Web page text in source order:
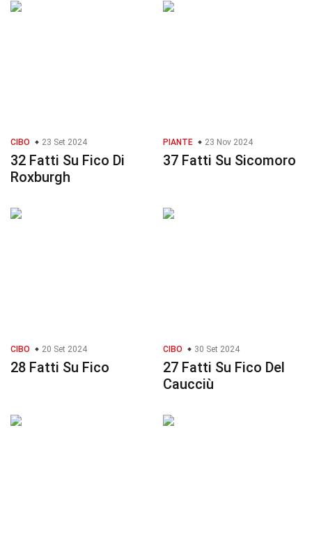
CIBO 23 Set 2024
32 Fatti Su Fico Di
Roxburgh
PIANTE 23 Nov 2024
37 Fatti Su Sicomoro
CIBO 20 Set 2024
28 Fatti Su Fico
CIBO 30 Set 2024
27 Fatti Su Fico Del
Caucciù